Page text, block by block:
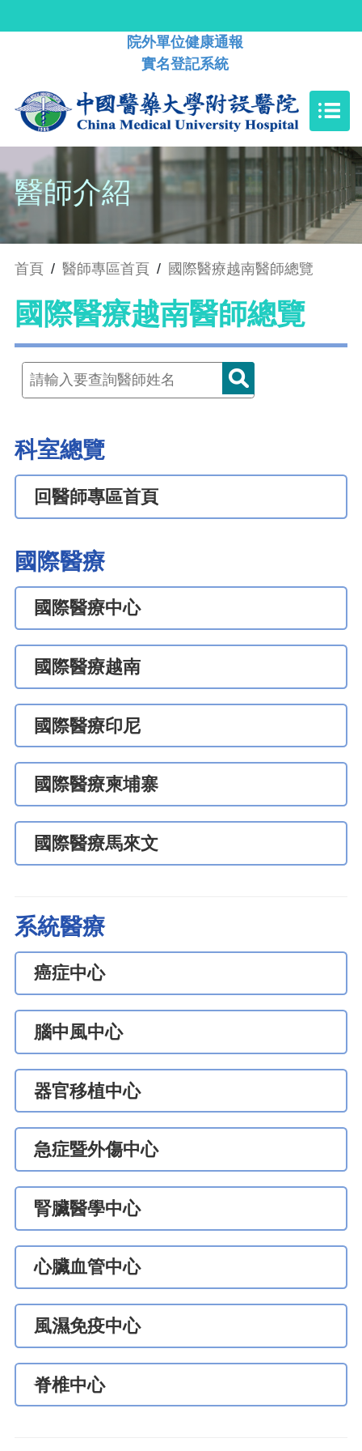
院外單位健康通報
實名登記系統
醫師介紹
首頁 / 醫師專區首頁 / 國際醫療越南醫師總覽
國際醫療越南醫師總覽
科室總覽
回醫師專區首頁
國際醫療
國際醫療中心
國際醫療越南
國際醫療印尼
國際醫療柬埔寨
國際醫療馬來文
系統醫療
癌症中心
腦中風中心
器官移植中心
急症暨外傷中心
腎臟醫學中心
心臟血管中心
風濕免疫中心
脊椎中心